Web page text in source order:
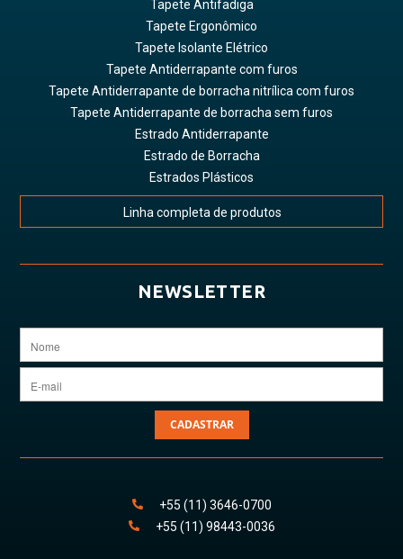
Tapete Antifadiga
Tapete Ergonômico
Tapete Isolante Elétrico
Tapete Antiderrapante com furos
Tapete Antiderrapante de borracha nitrílica com furos
Tapete Antiderrapante de borracha sem furos
Estrado Antiderrapante
Estrado de Borracha
Estrados Plásticos
Linha completa de produtos
NEWSLETTER
CADASTRAR
+55 (11) 3646-0700
+55 (11) 98443-0036